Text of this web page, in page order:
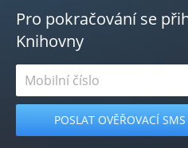
Pro pokračování se
Knihovny